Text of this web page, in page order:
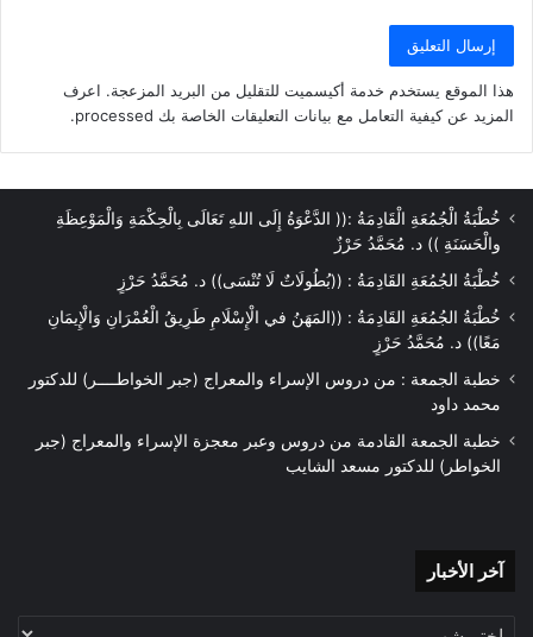
هذا الموقع يستخدم خدمة أكيسميت للتقليل من البريد المزعجة. اعرف
المزيد عن كيفية التعامل مع بيانات التعليقات الخاصة بك processed
.
خُطْبَةُ الْجُمُعَةِ الْقَادِمَةُ :(( الدَّعْوَةُ إِلَى اللهِ تَعَالَى بِالْحِكْمَةِ وَالْمَوْعِظَةِ
والْحَسَنَةِ )) د. مُحَمَّدُ حَرْزٌ
خُطْبَةُ الجُمُعَةِ القَادِمَةُ : ((بُطُولَاتٌ لَا تُنْسَى)) د. مُحَمَّدُ حَرْزٍ
خُطْبَةُ الجُمُعَةِ القَادِمَةُ : ((المَهَنُ في الْإِسْلَامِ طَرِيقُ الْعُمْرَانِ وَالْإِيمَانِ
مَعًا)) د. مُحَمَّدُ حَرْزٍ
خطبة الجمعة : من دروس الإسراء والمعراج (جبر الخواطــــر) للدكتور
محمد داود
خطبة الجمعة القادمة من دروس وعبر معجزة الإسراء والمعراج (جبر
الخواطر) للدكتور مسعد الشايب
آخر الأخبار